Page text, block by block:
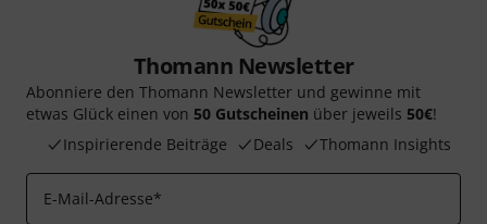
Thomann Newsletter
Abonniere den Thomann Newsletter und gewinne mit
etwas Glück einen von 50 Gutscheinen über jeweils 50€!
Inspirierende Beiträge
Deals Thomann Insights
E-Mail-Adresse*